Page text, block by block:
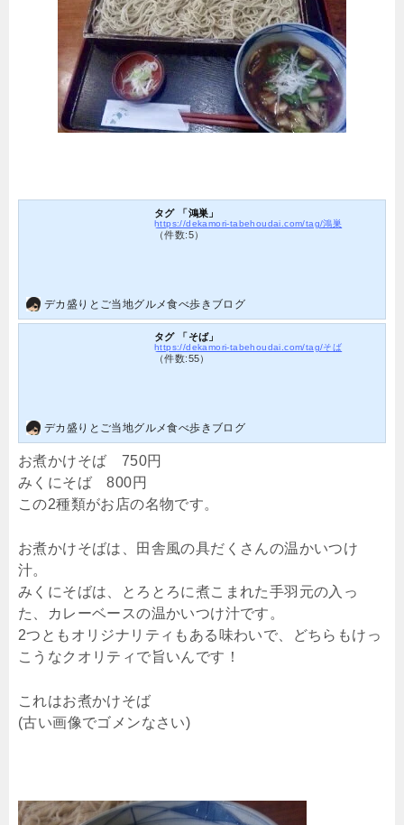
タグ 「鴻巣」
https://dekamori-tabehoudai.com/tag/鴻巣
（件数:5）
デカ盛りとご当地グルメ食べ歩きブログ
タグ 「そば」
https://dekamori-tabehoudai.com/tag/そば
（件数:55）
デカ盛りとご当地グルメ食べ歩きブログ
お煮かけそば 750円
みくにそば 800円
この2種類がお店の名物です。
お煮かけそばは、田舎風の具だくさんの温かいつけ
汁。
みくにそばは、とろとろに煮こまれた手羽元の入っ
た、カレーベースの温かいつけ汁です。
2つともオリジナリティもある味わいで、どちらもけっ
こうなクオリティで旨いんです！
これはお煮かけそば
(古い画像でゴメンなさい)